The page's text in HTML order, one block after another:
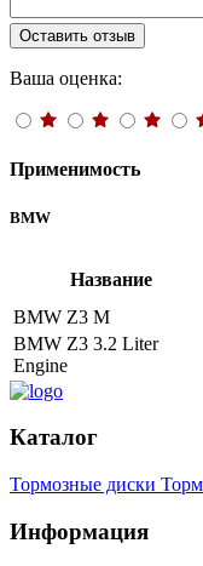
Оставить отзыв
Ваша оценка:
Применимость
BMW
Название
BMW Z3 M
BMW Z3 3.2 Liter
Engine
Каталог
Тормозные диски
Информация